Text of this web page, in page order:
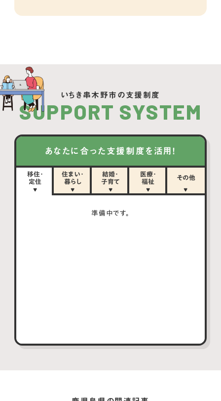
いちき串木野市の支援制度
SUPPORT SYSTEM
あなたに合った支援制度を活用！
移住・
定住
住まい・
暮らし
結婚・
子育て
医療・
福祉
その他
準備中です。